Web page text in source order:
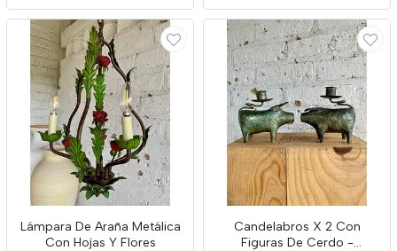
Lámpara De Araña Metálica
Con Hojas Y Flores
Candelabros X 2 Con
Figuras De Cerdo -